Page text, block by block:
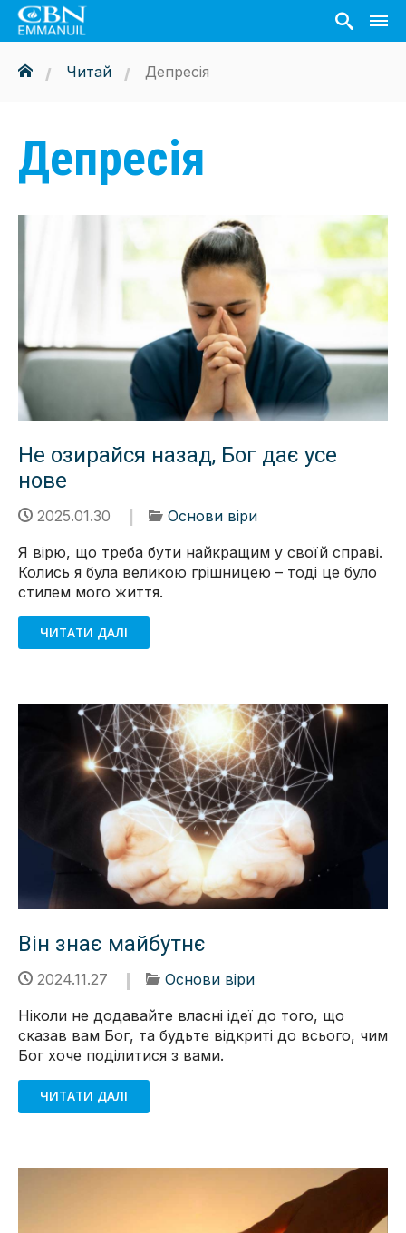
Читай Депресія
Депресія
Не озирайся назад, Бог дає усе
нове
2025.01.30
Основи віри
Я вірю, що треба бути найкращим у своїй справі.
Колись я була великою грішницею – тоді це було
стилем мого життя.
ЧИТАТИ ДАЛІ
Він знає майбутнє
2024.11.27
Основи віри
Ніколи не додавайте власні ідеї до того, що
сказав вам Бог, та будьте відкриті до всього, чим
Бог хоче поділитися з вами.
ЧИТАТИ ДАЛІ